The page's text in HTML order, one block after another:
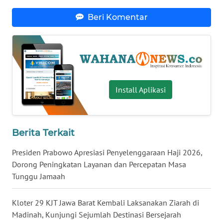
Beri Komentar
Install Aplikasi
Berita Terkait
Presiden Prabowo Apresiasi Penyelenggaraan Haji 2026,
Dorong Peningkatan Layanan dan Percepatan Masa
Tunggu Jamaah
Kloter 29 KJT Jawa Barat Kembali Laksanakan Ziarah di
Madinah, Kunjungi Sejumlah Destinasi Bersejarah
SERAMBI
WN
JAMBI
WN
SULTRA
WN
NTB
WN
SULTENG
WN
SULBAR